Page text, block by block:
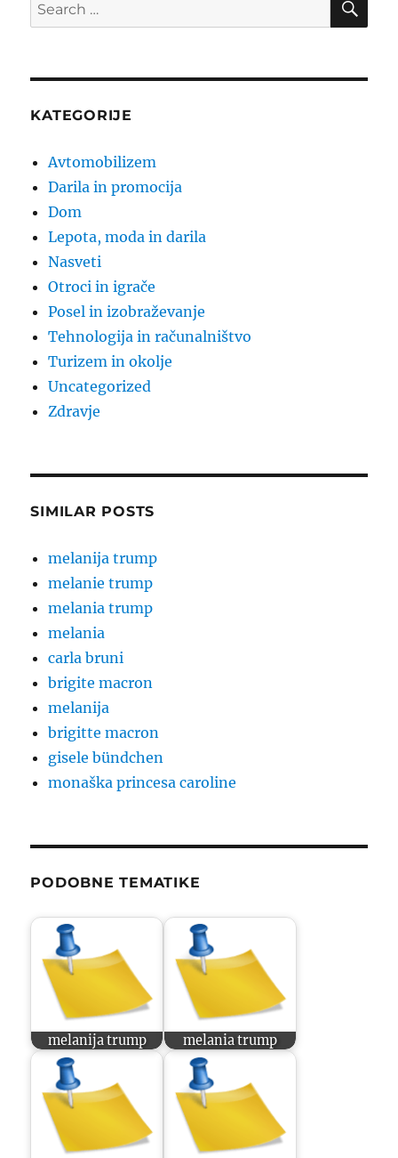
for:
KATEGORIJE
Avtomobilizem
Darila in promocija
Dom
Lepota, moda in darila
Nasveti
Otroci in igrače
Posel in izobraževanje
Tehnologija in računalništvo
Turizem in okolje
Uncategorized
Zdravje
SIMILAR POSTS
melanija trump
melanie trump
melania trump
melania
carla bruni
brigite macron
melanija
brigitte macron
gisele bündchen
monaška princesa caroline
PODOBNE TEMATIKE
melanija trump melania trump